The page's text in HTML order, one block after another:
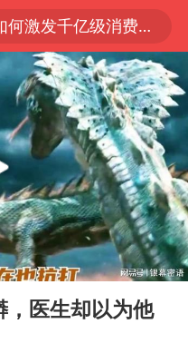
“电影+”如何激发千亿级消费新活力？
日本试射“战斧”导弹，国防部回应
中心风力增强
敌张本智和
式
县4.9级地震致1死
广东雷州通报特教老师招聘违规事件
青花杯离奇失踪
泰八月能滑雪”不实
08:47
医生却以为他